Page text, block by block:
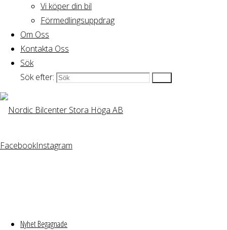
Vi köper din bil
Förmedlingsuppdrag
Om Oss
Kontakta Oss
Sök
Sök efter:
FacebookInstagram
Nyhet Begagnade